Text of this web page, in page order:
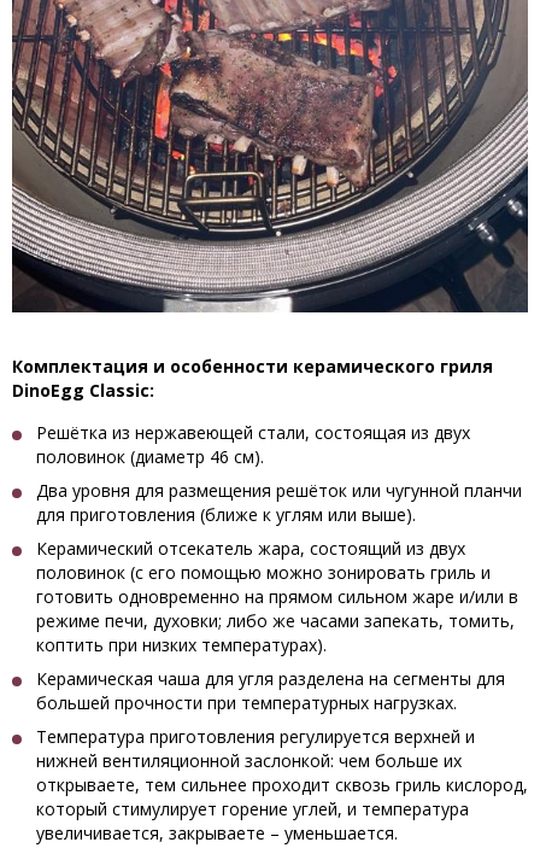
Комплектация и особенности керамического гриля
DinoEgg Classic:
Решётка из нержавеющей стали, состоящая из двух
половинок (диаметр 46 см).
Два уровня для размещения решёток или чугунной планчи
для приготовления (ближе к углям или выше).
Керамический отсекатель жара, состоящий из двух
половинок (с его помощью можно зонировать гриль и
готовить одновременно на прямом сильном жаре и/или в
режиме печи, духовки; либо же часами запекать, томить,
коптить при низких температурах).
Керамическая чаша для угля разделена на сегменты для
большей прочности при температурных нагрузках.
Температура приготовления регулируется верхней и
нижней вентиляционной заслонкой: чем больше их
открываете, тем сильнее проходит сквозь гриль кислород,
который стимулирует горение углей, и температура
увеличивается, закрываете – уменьшается.